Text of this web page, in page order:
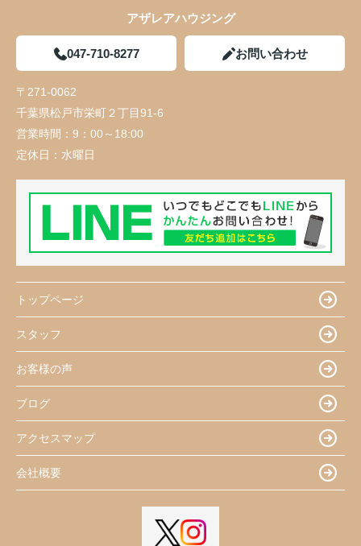
アザレアハウジング
047-710-8277 お問い合わせ
〒271-0062
千葉県松戸市栄町２丁目91-6
営業時間： 9：00～18:00
定休日： 水曜日
トップページ
スタッフ
お客様の声
ブログ
アクセスマップ
会社概要